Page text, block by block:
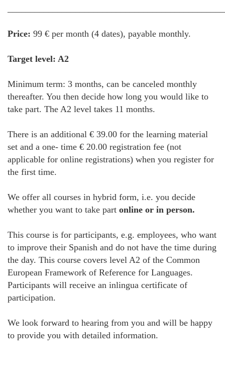
Price: 99 € per month (4 dates), payable monthly.
Target level: A2
Minimum term: 3 months, can be canceled monthly
thereafter. You then decide how long you would like to
take part. The A2 level takes 11 months.
There is an additional € 39.00 for the learning material
set and a one- time € 20.00 registration fee (not
applicable for online registrations) when you register for
the first time.
We offer all courses in hybrid form, i.e. you decide
whether you want to take part online or in person.
This course is for participants, e.g. employees, who want
to improve their Spanish and do not have the time during
the day. This course covers level A2 of the Common
European Framework of Reference for Languages.
Participants will receive an inlingua certificate of
participation.
We look forward to hearing from you and will be happy
to provide you with detailed information.